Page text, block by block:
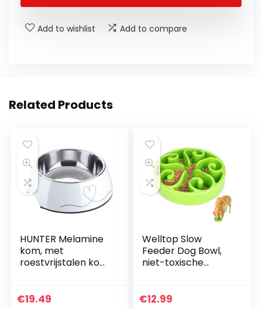
Add to wishlist Add to compare
Related Products
HUNTER Melamine
kom, met
roestvrijstalen kom,
€19.49
Welltop Slow
Feeder Dog Bowl,
niet-toxische
interactieve
€12.99